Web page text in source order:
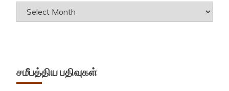
Archives
சமீபத்திய பதிவுகள்